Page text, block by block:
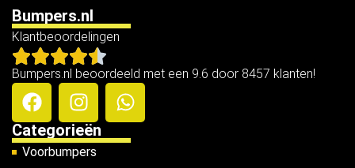
Bumpers.nl
Klantbeoordelingen
Bumpers.nl beoordeeld met een 9.6 door 8457 klanten!
Categorieën
Voorbumpers